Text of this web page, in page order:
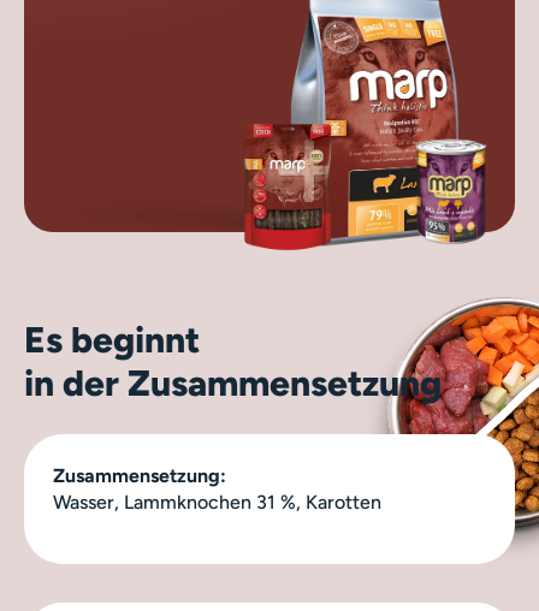
Es beginnt
in der Zusammensetzung
Zusammensetzung:
Wasser, Lammknochen 31 %, Karotten